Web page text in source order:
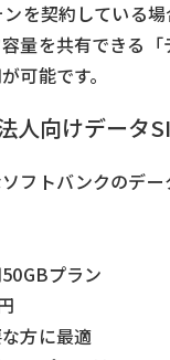
を契約している
量を共有できる
可能です。
人向けデータ
フトバンクのデ
プラン
方に最適